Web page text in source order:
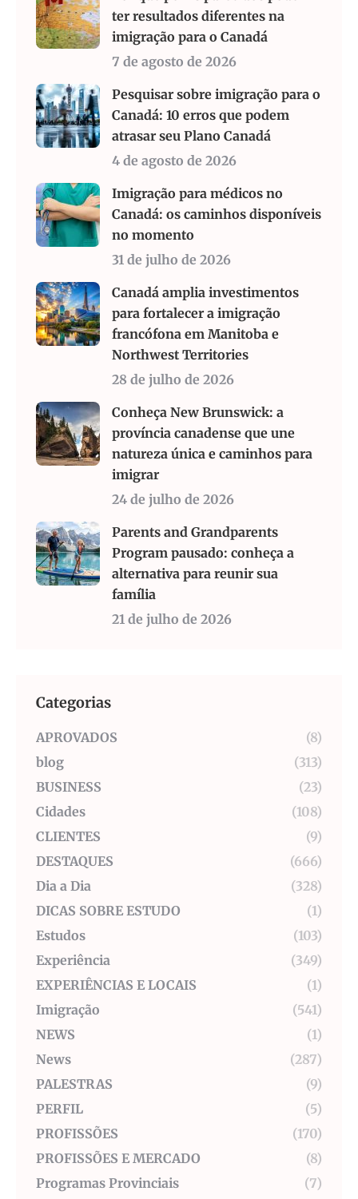
ter resultados diferentes na
imigração para o Canadá
7 de agosto de 2026
Pesquisar sobre imigração para o
Canadá: 10 erros que podem
atrasar seu Plano Canadá
4 de agosto de 2026
Imigração para médicos no
Canadá: os caminhos disponíveis
no momento
31 de julho de 2026
Canadá amplia investimentos
para fortalecer a imigração
francófona em Manitoba e
Northwest Territories
28 de julho de 2026
Conheça New Brunswick: a
província canadense que une
natureza única e caminhos para
imigrar
24 de julho de 2026
Parents and Grandparents
Program pausado: conheça a
alternativa para reunir sua
família
21 de julho de 2026
Categorias
APROVADOS
(8)
blog
(313)
BUSINESS
(23)
Cidades
(108)
CLIENTES
(9)
DESTAQUES
(666)
Dia a Dia
(328)
DICAS SOBRE ESTUDO
(1)
Estudos
(103)
Experiência
(349)
EXPERIÊNCIAS E LOCAIS
(1)
Imigração
(541)
NEWS
(1)
News
(287)
PALESTRAS
(9)
PERFIL
(5)
PROFISSÕES
(170)
PROFISSÕES E MERCADO
(8)
Programas Provinciais
(7)